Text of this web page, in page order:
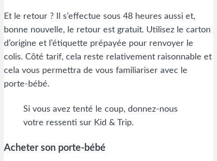
Et le retour ? Il s’effectue sous 48 heures aussi et,
bonne nouvelle, le retour est gratuit. Utilisez le carton
d’origine et l’étiquette prépayée pour renvoyer le
colis. Côté tarif, cela reste relativement raisonnable et
cela vous permettra de vous familiariser avec le
porte-bébé.
Si vous avez tenté le coup, donnez-nous
votre ressenti sur Kid & Trip.
Acheter son porte-bébé